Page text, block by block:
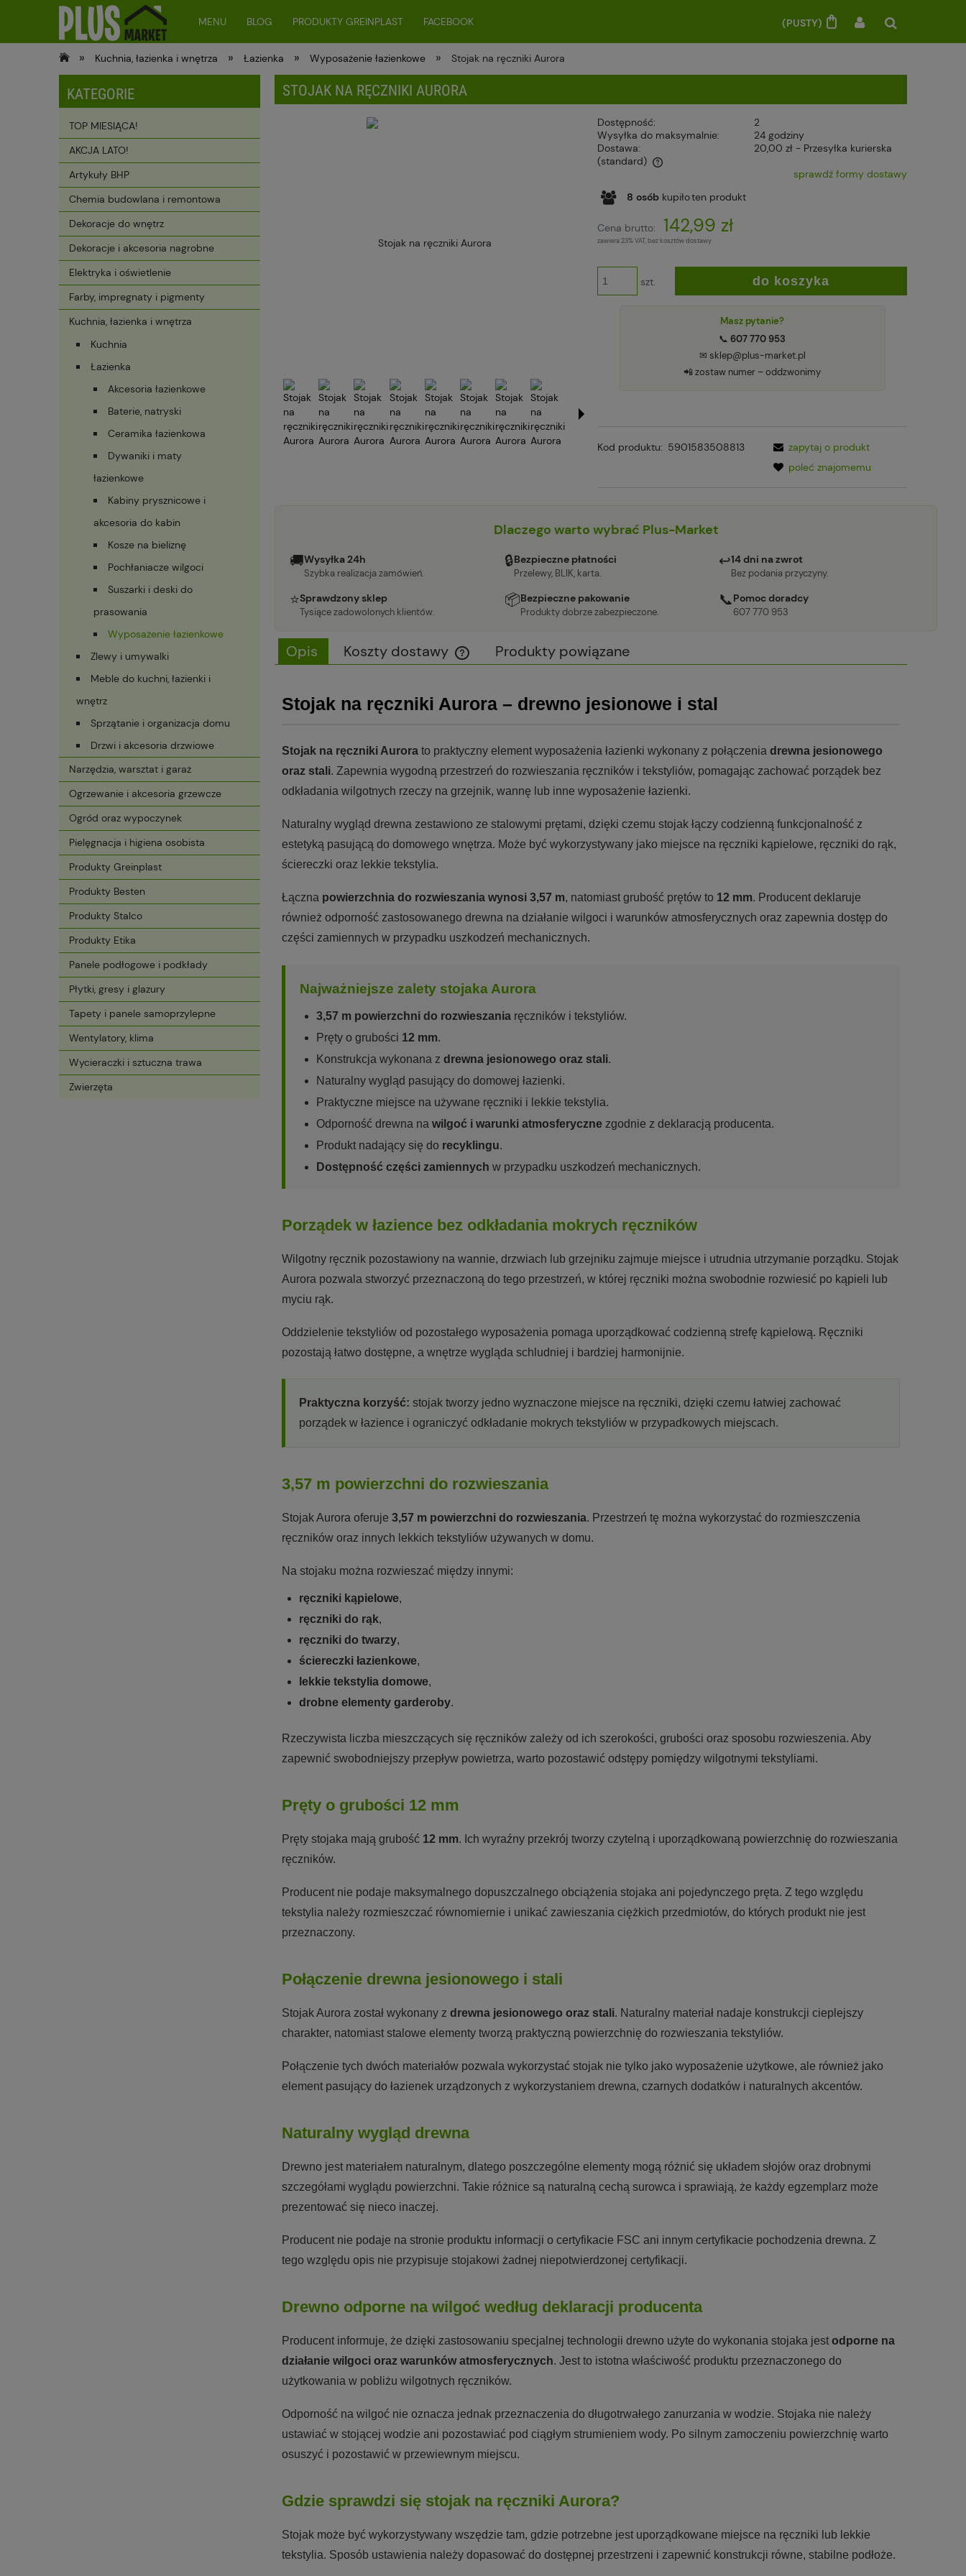
(PUSTY)
MENU BLOG PRODUKTY GREINPLAST FACEBOOK
» Kuchnia, łazienka i wnętrza » Łazienka » Wyposażenie łazienkowe » Stojak na ręczniki Aurora
KATEGORIE
TOP MIESIĄCA!
AKCJA LATO!
Artykuły BHP
Chemia budowlana i remontowa
Dekoracje do wnętrz
Dekoracje i akcesoria nagrobne
Elektryka i oświetlenie
Farby, impregnaty i pigmenty
Kuchnia, łazienka i wnętrza
Kuchnia
Łazienka
Akcesoria łazienkowe
Baterie, natryski
Ceramika łazienkowa
Dywaniki i maty
łazienkowe
Kabiny prysznicowe i
akcesoria do kabin
Kosze na bieliznę
Pochłaniacze wilgoci
Suszarki i deski do
prasowania
Wyposażenie łazienkowe
Zlewy i umywalki
Meble do kuchni, łazienki i
wnętrz
Sprzątanie i organizacja domu
Drzwi i akcesoria drzwiowe
Narzędzia, warsztat i garaż
Ogrzewanie i akcesoria grzewcze
Ogród oraz wypoczynek
Pielęgnacja i higiena osobista
Produkty Greinplast
Produkty Besten
Produkty Stalco
Produkty Etika
Panele podłogowe i podkłady
Płytki, gresy i glazury
Tapety i panele samoprzylepne
Wentylatory, klima
Wycieraczki i sztuczna trawa
Zwierzęta
STOJAK NA RĘCZNIKI AURORA
Dostępność:
2
Wysyłka do maksymalnie:
24 godziny
Dostawa:
20,00 zł - Przesyłka kurierska
(standard)
Cena nie zawiera ewentualnych kosztów
sprawdź formy dostawy
8 osób kupiłoten produkt
Cena brutto: 142,99 zł
zawiera 23% VAT, bez kosztów dostawy
szt. do koszyka
Masz pytanie?
📞607 770 953
✉ sklep@plus-market.pl
📲 zostaw numer – oddzwonimy
Kod produktu: 5901583508813
zapytaj o produkt
poleć znajomemu
Dlaczego warto wybrać Plus-Market
🚚Wysyłka 24h
Szybka realizacja zamówień.
🔒Bezpieczne płatności
Przelewy, BLIK, karta.
↩14 dni na zwrot
Bez podania przyczyny.
⭐Sprawdzony sklep
Tysiące zadowolonych klientów.
📦Bezpieczne pakowanie
Produkty dobrze zabezpieczone.
📞Pomoc doradcy
607 770 953
Opis Koszty dostawy
płatności
Produkty powiązane
Stojak na ręczniki Aurora – drewno jesionowe i stal
Stojak na ręczniki Aurora to praktyczny element wyposażenia łazienki wykonany z połączenia drewna jesionowego
oraz stali. Zapewnia wygodną przestrzeń do rozwieszania ręczników i tekstyliów, pomagając zachować porządek bez
odkładania wilgotnych rzeczy na grzejnik, wannę lub inne wyposażenie łazienki.
Naturalny wygląd drewna zestawiono ze stalowymi prętami, dzięki czemu stojak łączy codzienną funkcjonalność z
estetyką pasującą do domowego wnętrza. Może być wykorzystywany jako miejsce na ręczniki kąpielowe, ręczniki do rąk,
ściereczki oraz lekkie tekstylia.
Łączna powierzchnia do rozwieszania wynosi 3,57 m, natomiast grubość prętów to 12 mm. Producent deklaruje
również odporność zastosowanego drewna na działanie wilgoci i warunków atmosferycznych oraz zapewnia dostęp do
części zamiennych w przypadku uszkodzeń mechanicznych.
Najważniejsze zalety stojaka Aurora
3,57 m powierzchni do rozwieszania ręczników i tekstyliów.
Pręty o grubości 12 mm.
Konstrukcja wykonana z drewna jesionowego oraz stali.
Naturalny wygląd pasujący do domowej łazienki.
Praktyczne miejsce na używane ręczniki i lekkie tekstylia.
Odporność drewna na wilgoć i warunki atmosferyczne zgodnie z deklaracją producenta.
Produkt nadający się do recyklingu.
Dostępność części zamiennych w przypadku uszkodzeń mechanicznych.
Porządek w łazience bez odkładania mokrych ręczników
Wilgotny ręcznik pozostawiony na wannie, drzwiach lub grzejniku zajmuje miejsce i utrudnia utrzymanie porządku. Stojak
Aurora pozwala stworzyć przeznaczoną do tego przestrzeń, w której ręczniki można swobodnie rozwiesić po kąpieli lub
myciu rąk.
Oddzielenie tekstyliów od pozostałego wyposażenia pomaga uporządkować codzienną strefę kąpielową. Ręczniki
pozostają łatwo dostępne, a wnętrze wygląda schludniej i bardziej harmonijnie.
Praktyczna korzyść: stojak tworzy jedno wyznaczone miejsce na ręczniki, dzięki czemu łatwiej zachować
porządek w łazience i ograniczyć odkładanie mokrych tekstyliów w przypadkowych miejscach.
3,57 m powierzchni do rozwieszania
Stojak Aurora oferuje 3,57 m powierzchni do rozwieszania. Przestrzeń tę można wykorzystać do rozmieszczenia
ręczników oraz innych lekkich tekstyliów używanych w domu.
Na stojaku można rozwieszać między innymi:
ręczniki kąpielowe,
ręczniki do rąk,
ręczniki do twarzy,
ściereczki łazienkowe,
lekkie tekstylia domowe,
drobne elementy garderoby.
Rzeczywista liczba mieszczących się ręczników zależy od ich szerokości, grubości oraz sposobu rozwieszenia. Aby
zapewnić swobodniejszy przepływ powietrza, warto pozostawić odstępy pomiędzy wilgotnymi tekstyliami.
Pręty o grubości 12 mm
Pręty stojaka mają grubość 12 mm. Ich wyraźny przekrój tworzy czytelną i uporządkowaną powierzchnię do rozwieszania
ręczników.
Producent nie podaje maksymalnego dopuszczalnego obciążenia stojaka ani pojedynczego pręta. Z tego względu
tekstylia należy rozmieszczać równomiernie i unikać zawieszania ciężkich przedmiotów, do których produkt nie jest
przeznaczony.
Połączenie drewna jesionowego i stali
Stojak Aurora został wykonany z drewna jesionowego oraz stali. Naturalny materiał nadaje konstrukcji cieplejszy
charakter, natomiast stalowe elementy tworzą praktyczną powierzchnię do rozwieszania tekstyliów.
Połączenie tych dwóch materiałów pozwala wykorzystać stojak nie tylko jako wyposażenie użytkowe, ale również jako
element pasujący do łazienek urządzonych z wykorzystaniem drewna, czarnych dodatków i naturalnych akcentów.
Naturalny wygląd drewna
Drewno jest materiałem naturalnym, dlatego poszczególne elementy mogą różnić się układem słojów oraz drobnymi
szczegółami wyglądu powierzchni. Takie różnice są naturalną cechą surowca i sprawiają, że każdy egzemplarz może
prezentować się nieco inaczej.
Producent nie podaje na stronie produktu informacji o certyfikacie FSC ani innym certyfikacie pochodzenia drewna. Z
tego względu opis nie przypisuje stojakowi żadnej niepotwierdzonej certyfikacji.
Drewno odporne na wilgoć według deklaracji producenta
Producent informuje, że dzięki zastosowaniu specjalnej technologii drewno użyte do wykonania stojaka jest odporne na
działanie wilgoci oraz warunków atmosferycznych. Jest to istotna właściwość produktu przeznaczonego do
użytkowania w pobliżu wilgotnych ręczników.
Odporność na wilgoć nie oznacza jednak przeznaczenia do długotrwałego zanurzania w wodzie. Stojaka nie należy
ustawiać w stojącej wodzie ani pozostawiać pod ciągłym strumieniem wody. Po silnym zamoczeniu powierzchnię warto
osuszyć i pozostawić w przewiewnym miejscu.
Gdzie sprawdzi się stojak na ręczniki Aurora?
Stojak może być wykorzystywany wszędzie tam, gdzie potrzebne jest uporządkowane miejsce na ręczniki lub lekkie
tekstylia. Sposób ustawienia należy dopasować do dostępnej przestrzeni i zapewnić konstrukcji równe, stabilne podłoże.